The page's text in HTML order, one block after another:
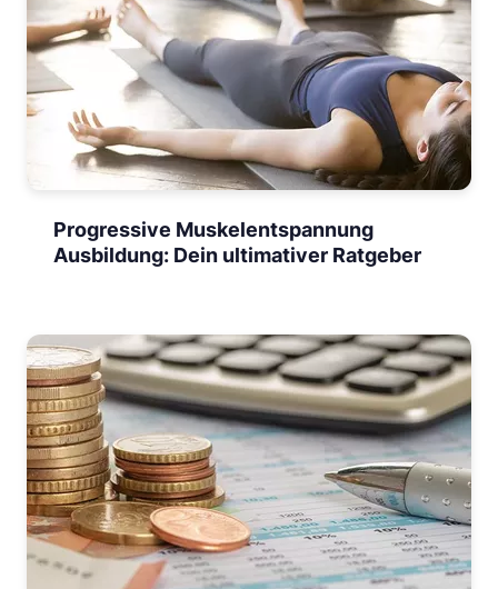
Progressive Muskelentspannung
Ausbildung: Dein ultimativer Ratgeber